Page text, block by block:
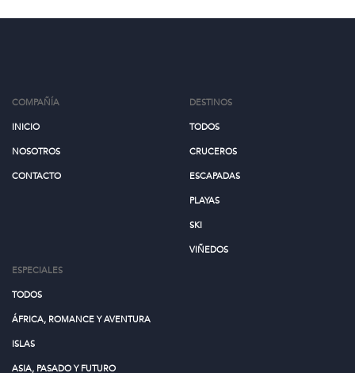
COMPAÑÍA
INICIO
NOSOTROS
CONTACTO
DESTINOS
TODOS
CRUCEROS
ESCAPADAS
PLAYAS
SKI
VIÑEDOS
ESPECIALES
TODOS
ÁFRICA, ROMANCE Y AVENTURA
ISLAS
ASIA, PASADO Y FUTURO